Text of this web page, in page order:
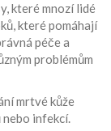
které mnozí lidé
které pomáhají
péče a
problémům
mrtvé kůže
nebo infekcí.